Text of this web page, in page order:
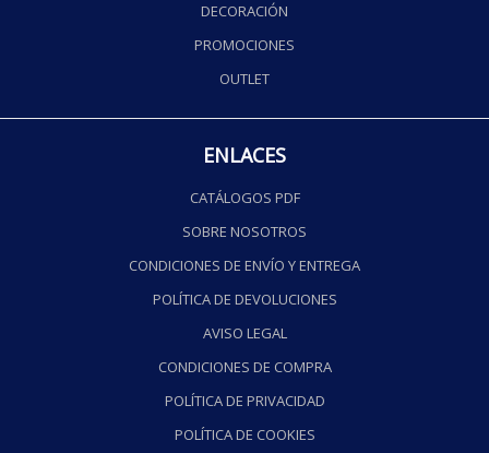
DECORACIÓN
PROMOCIONES
OUTLET
ENLACES
CATÁLOGOS PDF
SOBRE NOSOTROS
CONDICIONES DE ENVÍO Y ENTREGA
POLÍTICA DE DEVOLUCIONES
AVISO LEGAL
CONDICIONES DE COMPRA
POLÍTICA DE PRIVACIDAD
POLÍTICA DE COOKIES